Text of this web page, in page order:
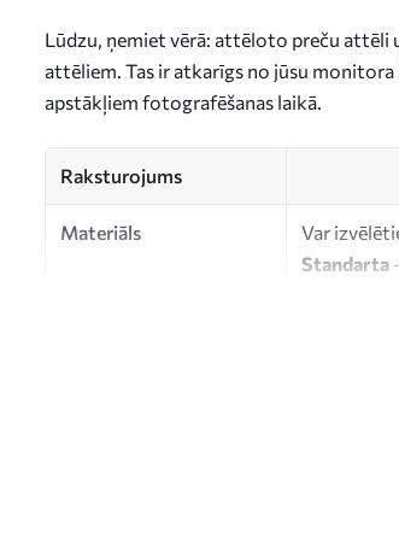
Lūdzu, ņemiet vērā: attēloto preču attēli
attēliem. Tas ir atkarīgs no jūsu
apstākļiem fotografēšanas laikā.
Raksturojums
Materiāls
Var
Standarta